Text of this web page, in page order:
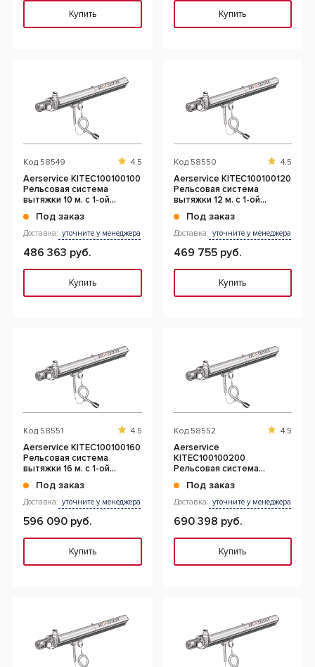
Купить Купить
Код 58549 4.5
Aerservice KITEC100100100
Рельсовая система
вытяжки 10 м. с 1-ой
Под заказ
Доставка: уточните у менеджера
486 363 руб.
Купить
Код 58550 4.5
Aerservice KITEC100100120
Рельсовая система
вытяжки 12 м. с 1-ой
Под заказ
Доставка: уточните у менеджера
469 755 руб.
Купить
Код 58551 4.5
Aerservice KITEC100100160
Рельсовая система
вытяжки 16 м. с 1-ой
Под заказ
Доставка: уточните у менеджера
596 090 руб.
Купить
Код 58552 4.5
Aerservice
KITEC100100200
Рельсовая система
кареткой 100 мм.
Под заказ
Доставка: уточните у менеджера
690 398 руб.
Купить